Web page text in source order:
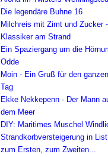
Die legendäre Buhne 16
Milchreis mit Zimt und Zucker -
Klassiker am Strand
Ein Spaziergang um die
Odde
Moin - Ein Gruß für den ganzen
Tag
Ekke Nekkepenn - Der Mann
dem Meer
DIY: Maritimes Muschel
Strandkorbversteigerung in
zum Ersten, zum Zweiten...